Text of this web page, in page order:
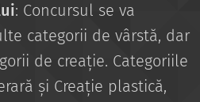
: Concursul se va
categorii de vârstă, dar
de creație. Categoriile
și Creație plastică,